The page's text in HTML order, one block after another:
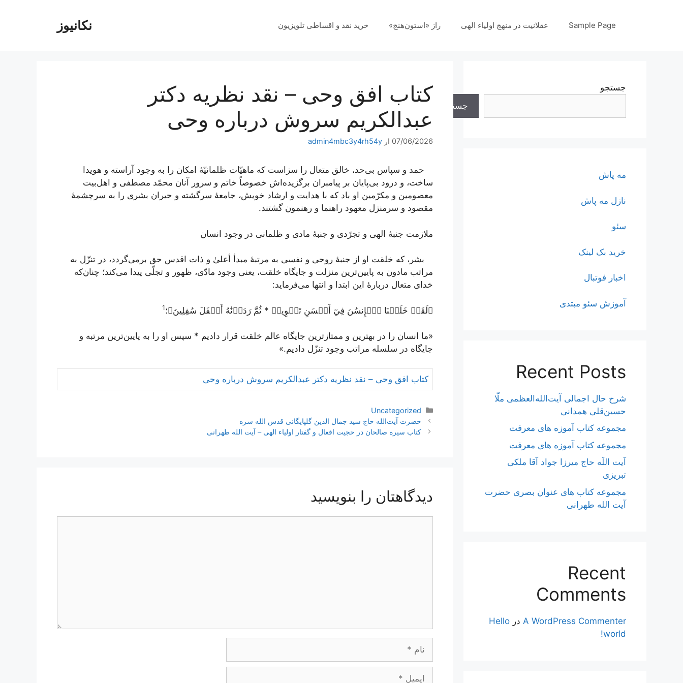
نکانیوز Sample Page عقلانیت در منهج اولیاء الهی راز «استون‌هنج» خرید نقد و اقساطی تلویزیون
کتاب افق وحی – نقد نظريه دکتر
عبدالكريم سروش درباره وحى
07/06/2026 از admin4mbc3y4rh54y
حمد و سپاس بی‌حد، خالق متعال را سزاست که ماهیّات ظلمانیّۀ امکان را به وجود آراسته و هویدا
ساخت، و درود بی‌پایان بر پیامبران برگزیده‌اش خصوصاً خاتم و سرور آنان محمّد مصطفی و اهل‌بیت
معصومین و مکرّمین او باد که با هدایت و ارشاد خویش، جامعۀ سرگشته و حیران بشری را به سرچشمۀ
مقصود و سرمنزل معهود راهنما و رهنمون گشتند.
ملازمت جنبۀ الهی و تجرّدی و جنبۀ مادی و ظلمانی در وجود انسان
بشر، که خلقت او از جنبۀ روحی و نفسی به مرتبۀ مبدأ أعلیٰ و ذات اقدس حق برمی‌گردد، در تنزّل به
مراتب مادون به پایین‌ترین منزلت و جایگاه خلقت، یعنی وجود مادّی، ظهور و تجلّی پیدا می‌کند؛ چنان‌که
خدای متعال دربارۀ این ابتدا و انتها می‌فرماید:
﴿لَقَدۡ خَلَقۡنَا ٱلۡإِنسَٰنَ فِيٓ أَحۡسَنِ تَقۡوِيمٖ * ثُمَّ رَدَدۡنَٰهُ أَسۡفَلَ سَٰفِلِينَ﴾؛1
«ما انسان را در بهترین و ممتازترین جایگاه عالم خلقت قرار دادیم * سپس او را به پایین‌ترین مرتبه و
جایگاه در سلسله مراتب وجود تنزّل دادیم.»
کتاب افق وحی – نقد نظريه دکتر عبدالكريم سروش درباره وحى
دسته‌ها
Uncategorized
ناوبری
نوشته‌ها
حضرت آيت‌الله حاج سید جمال الدین گلپایگانی قدس الله سره
کتاب سیره صالحان در حجیت افعال و گفتار اولیاء الهی – آیت الله طهرانی
دیدگاهتان را بنویسید
جستجو
جستجو
مه پاش
نازل مه پاش
سئو
خرید بک لینک
اخبار فوتبال
آموزش سئو مبتدی
Recent Posts
شرح حال اجمالی آیت‌الله‌العظمی ملّا
حسین‌قلی همدانی
مجموعه کتاب آموزه های معرفت
مجموعه کتاب آموزه های معرفت
آیت اللَه حاج میرزا جواد آقا ملکی
تبریزی
مجموعه کتاب های عنوان بصری حضرت
آیت الله طهرانی
Recent
Comments
A WordPress Commenter در Hello
world!